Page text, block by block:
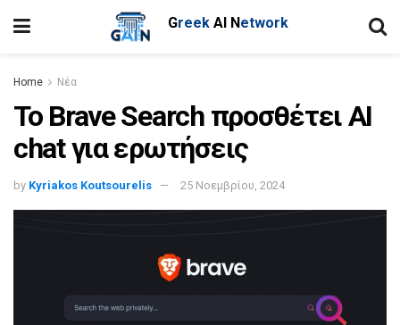
GreekAI Network
Home Νέα
Το Brave Search προσθέτει AI
chat για ερωτήσεις
by Kyriakos Koutsourelis 25 Νοεμβρίου, 2024